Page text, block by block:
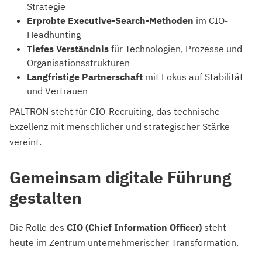
Strategie
Erprobte Executive-Search-Methoden im CIO-
Headhunting
Tiefes Verständnis für Technologien, Prozesse und
Organisationsstrukturen
Langfristige Partnerschaft mit Fokus auf Stabilität
und Vertrauen
PALTRON steht für CIO-Recruiting, das technische
Exzellenz mit menschlicher und strategischer Stärke
vereint.
Gemeinsam digitale Führung
gestalten
Die Rolle des CIO (Chief Information Officer) steht
heute im Zentrum unternehmerischer Transformation.